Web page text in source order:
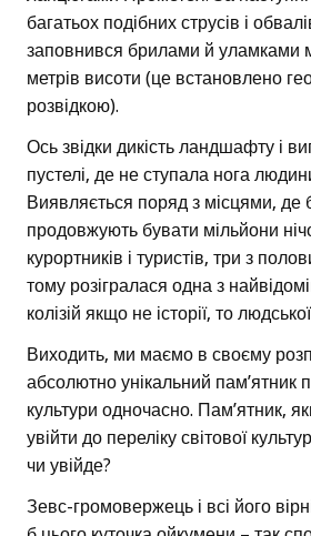
багатьох подібних струсів і
заповнився брилами й уламками
метрів висоти (це встановлено
розвідкою).
Ось звідки дикість ландшафту і
пустелі, де не ступала нога
Виявляється поряд з місцями, де
продовжують бувати мільйони
курортників і туристів, три з
тому розігралася одна з
колізій якщо не історії, то
Виходить, ми маємо в своєму
абсолютно унікальний пам’ятник
культури одночасно. Пам’ятник,
увійти до переліку світової
чи увійде?
Зевс-громовержець і всі його